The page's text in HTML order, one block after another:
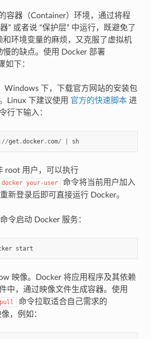
容器（Container）环境，通过将程
” 或者说 “保护层” 中运行，既避免了
和环境变量的麻烦，又克服了虚拟机
慢的缺点。使用 Docker 部署
如下：
Windows 下，下载官方网站的安装包
Linux 下建议使用 官方的快速脚本进
行下输入：
//get .docker. com/ sh
root 用户，可以执行
docker your-user 命令将当前用户加入
新登录后即可直接运行 Docker。
令启动 Docker 服务：
start
映像。Docker 将应用程序及其依赖
中，通过映像文件生成容器。使用
pull
命令拉取适合自己需求的
，例如：